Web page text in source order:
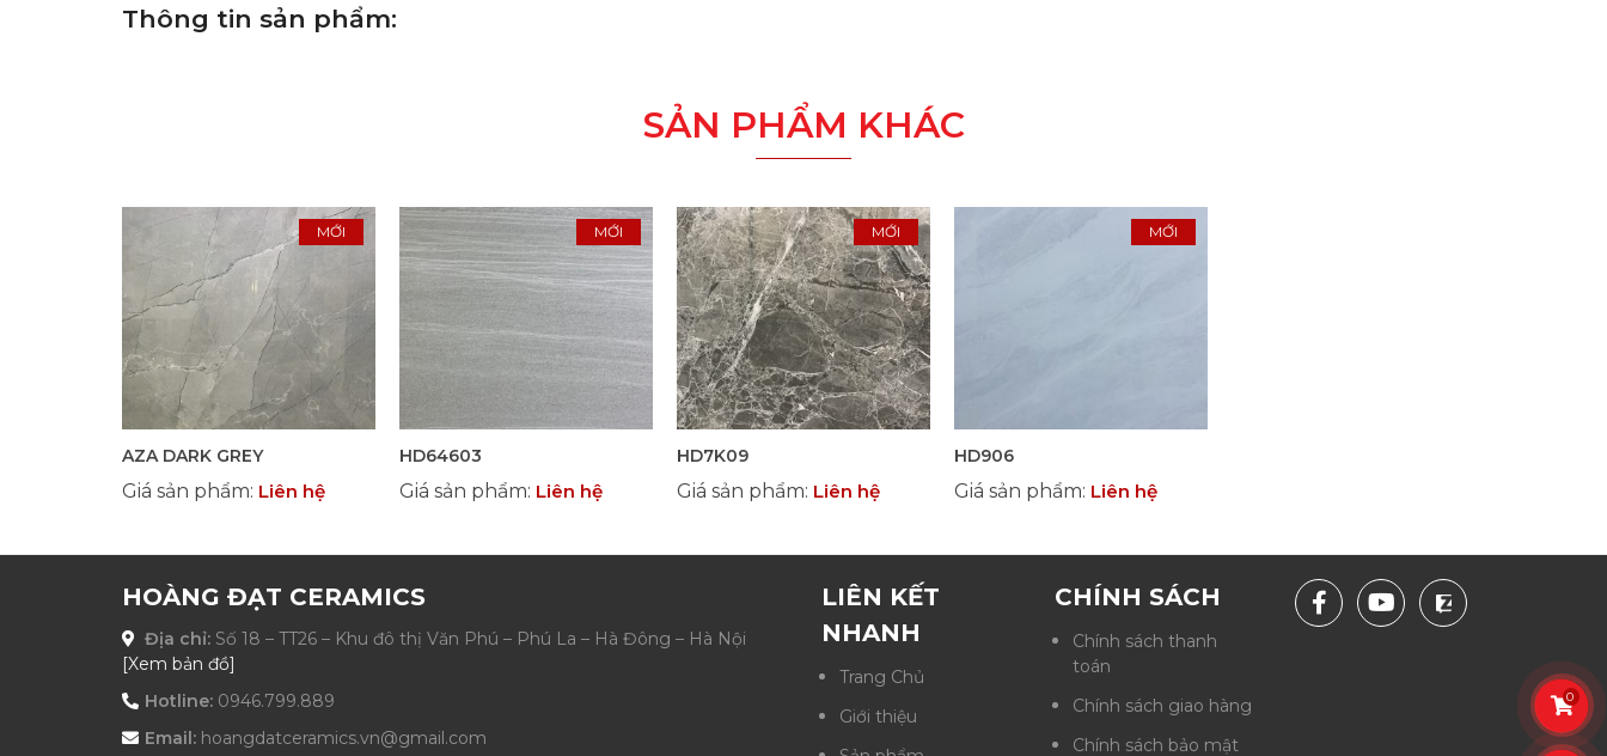
Thông tin sản phẩm:
SẢN PHẨM KHÁC
MỚI
AZA DARK GREY
Giá sản phẩm: Liên hệ
MỚI
HD64603
Giá sản phẩm: Liên hệ
MỚI
HD7K09
Giá sản phẩm: Liên hệ
MỚI
HD906
Giá sản phẩm: Liên hệ
HOÀNG ĐẠT CERAMICS
Địa chỉ: Số 18 – TT26 – Khu đô thị Văn Phú – Phú La – Hà Đông – Hà Nội
[Xem bản đồ]
Hotline: 0946.799.889
Email: hoangdatceramics.vn@gmail.com
LIÊN KẾT
NHANH
Trang Chủ
Giới thiệu
CHÍNH SÁCH
Chính sách thanh
toán
Chính sách giao hàng
Chính sách bảo mật
0